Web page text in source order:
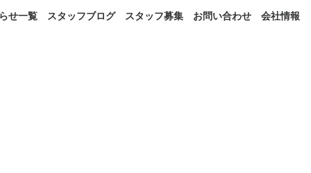
せ一覧 スタッフブログ スタッフ募集 お問い合わせ 会社情報